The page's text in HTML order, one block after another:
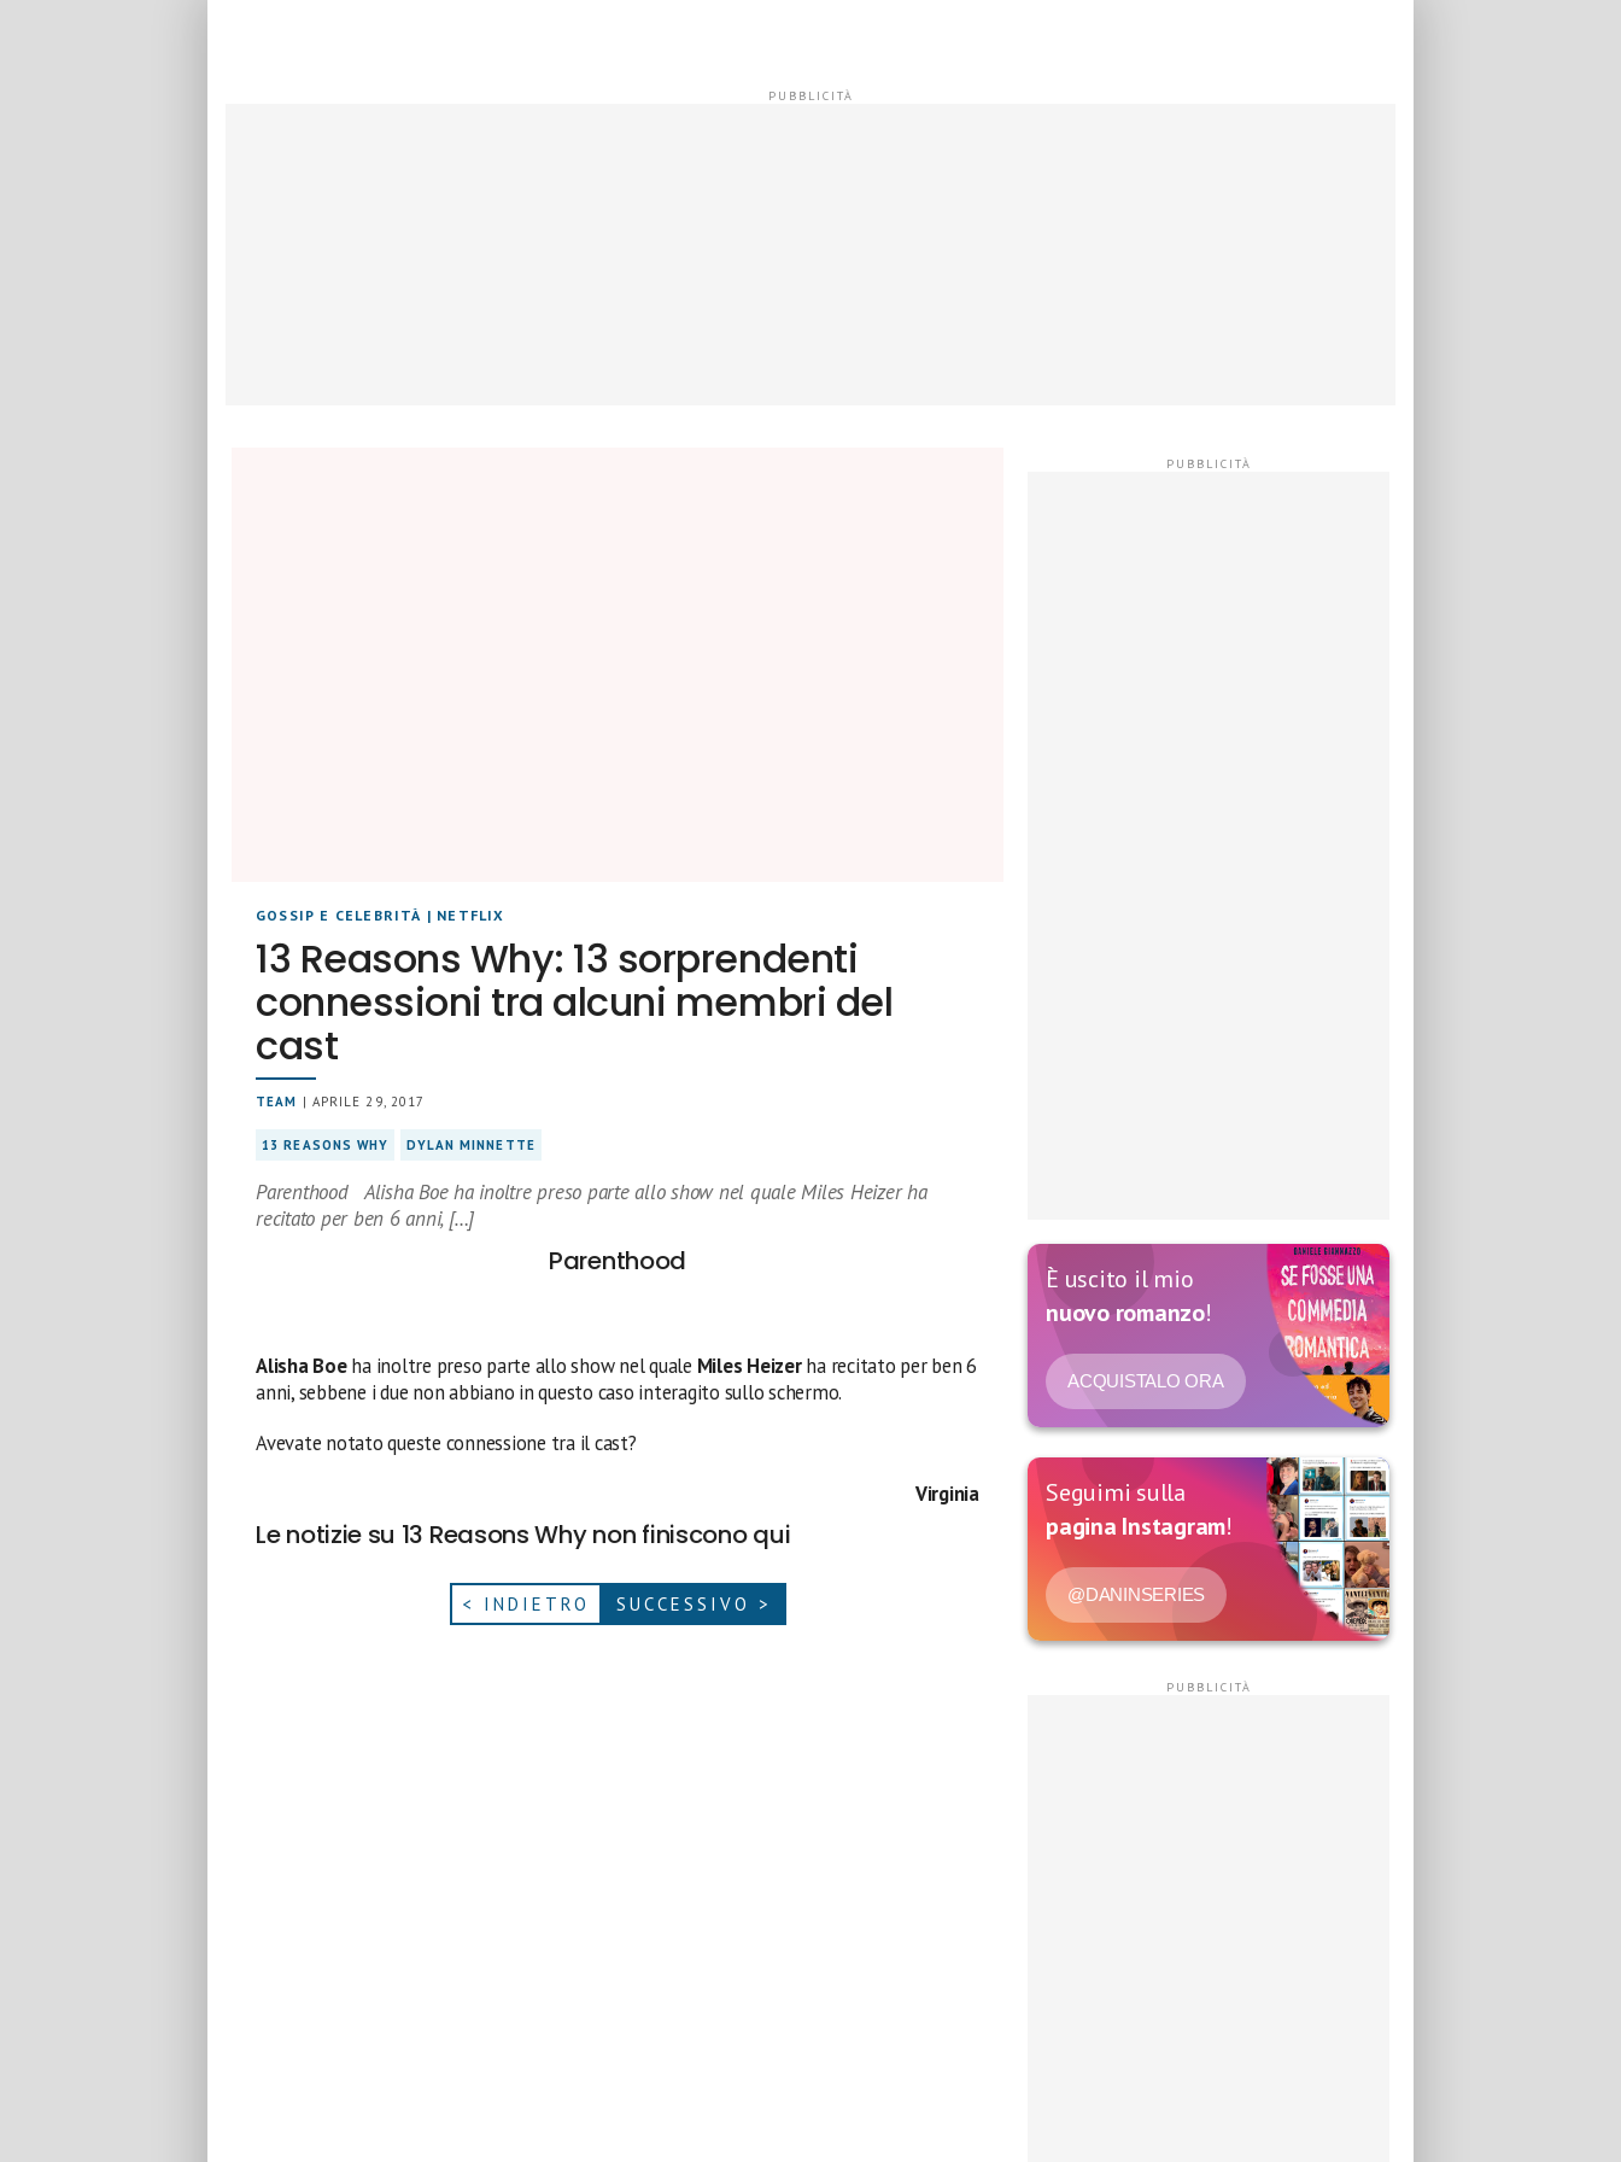
GOSSIP E CELEBRITÀ | NETFLIX
13 Reasons Why: 13 sorprendenti
connessioni tra alcuni membri del
cast
TEAM | APRILE 29, 2017
13 REASONS WHY DYLAN MINNETTE
Parenthood Alisha Boe ha inoltre preso parte allo show nel quale Miles Heizer ha
recitato per ben 6 anni, […]
Parenthood
Alisha Boeha inoltre preso parte allo show nel quale Miles Heizerha recitato per ben 6
anni, sebbene i due non abbiano in questo caso interagito sullo schermo.
Avevate notato queste connessione tra il cast?
Virginia
Le notizie su 13 Reasons Why non finiscono qui
< INDIETRO SUCCESSIVO >
È uscito il mio
nuovo romanzo!
ACQUISTALO ORA
Seguimi sulla
pagina Instagram!
@DANINSERIES